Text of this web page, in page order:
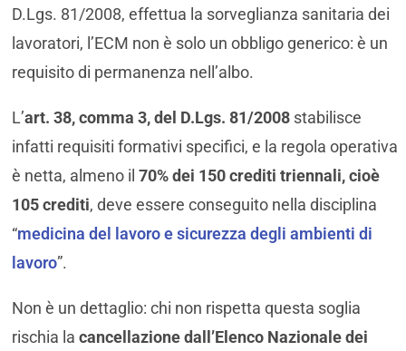
D.Lgs. 81/2008, effettua la sorveglianza sanitaria dei
lavoratori, l’ECM non è solo un obbligo generico: è un
requisito di permanenza nell’albo.
L’art. 38, comma 3, del D.Lgs. 81/2008 stabilisce
infatti requisiti formativi specifici, e la regola operativa
è netta, almeno il 70% dei 150 crediti triennali, cioè
105 crediti, deve essere conseguito nella disciplina
“medicina del lavoro e sicurezza degli ambienti di
lavoro”.
Non è un dettaglio: chi non rispetta questa soglia
rischia la cancellazione dall’Elenco Nazionale dei